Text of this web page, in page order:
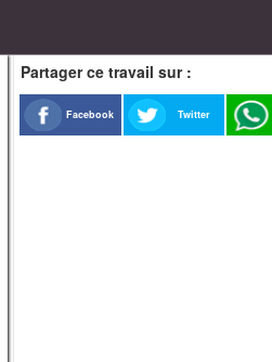
Partager ce travail sur :
Facebook Twitter